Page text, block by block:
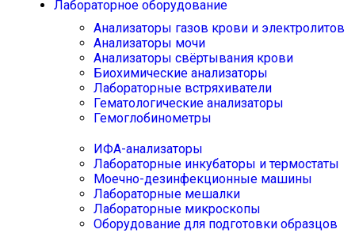
Лабораторное оборудование
Анализаторы газов крови и электролитов
Анализаторы мочи
Анализаторы свёртывания крови
Биохимические анализаторы
Лабораторные встряхиватели
Гематологические анализаторы
Гемоглобинометры
ИФА-анализаторы
Лабораторные инкубаторы и термостаты
Моечно-дезинфекционные машины
Лабораторные мешалки
Лабораторные микроскопы
Оборудование для подготовки образцов